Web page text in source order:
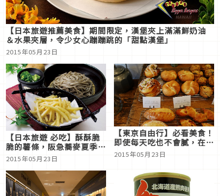
【日本旅遊推薦美食】期間限定，漢堡夾上滿滿鮮奶油
＆水果夾層，令少女心蹦蹦跳的「甜點漢堡」
2015年05月23日
【日本旅遊 必吃】酥酥脆
脆的薯條，阪急蕎麥夏季限
定「薯條蕎麥麵」注目！
2015年05月23日
【東京自由行】必看美食！
即使每天吃也不會膩，在令
人喜愛的麵包店享受超幸福
的咖啡時光@夜鶯與穀雨
2015年05月23日